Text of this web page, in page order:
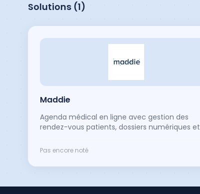
Solutions (1)
Maddie
Agenda médical en ligne avec gestion des
rendez-vous patients, dossiers numériques et
pratique (généralistes, spécialistes, kinés,
Pas encore noté